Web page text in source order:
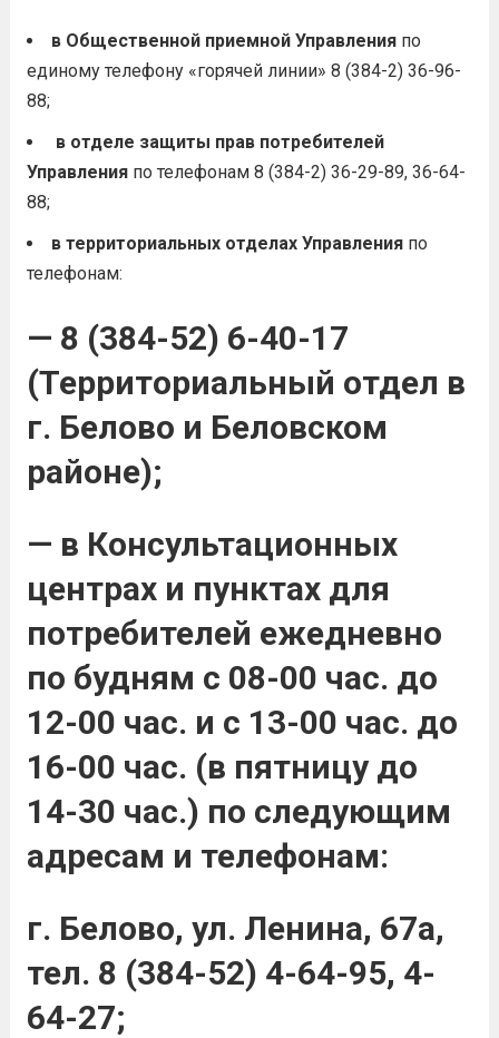
в Общественной приемной Управленияпо
единому телефону «горячей линии» 8 (384-2) 36-96-
88;
в отделе защиты прав потребителей
Управленияпо телефонам 8 (384-2) 36-29-89, 36-64-
88;
в территориальных отделах Управленияпо
телефонам:
— 8 (384-52) 6-40-17
(Территориальный отдел в
г. Белово и Беловском
районе);
— в Консультационных
центрах и пунктах для
потребителей ежедневно
по будням с 08-00 час. до
12-00 час. и с 13-00 час. до
16-00 час. (в пятницу до
14-30 час.) по следующим
адресам и телефонам:
г. Белово, ул. Ленина, 67а,
тел. 8 (384-52) 4-64-95, 4-
64-27;